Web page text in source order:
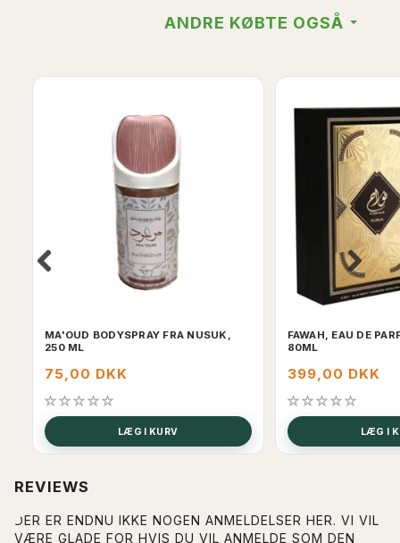
ANDRE KØBTE OGSÅ
MA'OUD BODYSPRAY FRA NUSUK,
250 ML
75,00 DKK
LÆG I KURV
FAWAH, EAU DE
80ML
399,00 DKK
LÆG I
REVIEWS
DER ER ENDNU IKKE NOGEN ANMELDELSER HER. VI VIL
VÆRE GLADE FOR HVIS DU VIL ANMELDE SOM DEN